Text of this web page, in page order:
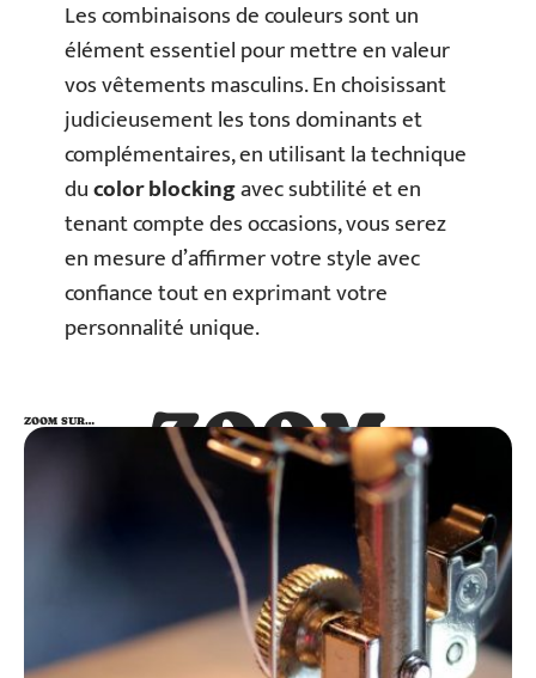
Les combinaisons de couleurs sont un
élément essentiel pour mettre en valeur
vos vêtements masculins. En choisissant
judicieusement les tons dominants et
complémentaires, en utilisant la technique
ducolor blockingavec subtilité et en
tenant compte des occasions, vous serez
en mesure d’affirmer votre style avec
confiance tout en exprimant votre
personnalité unique.
ZOOM
SUR…
ZOOM SUR…